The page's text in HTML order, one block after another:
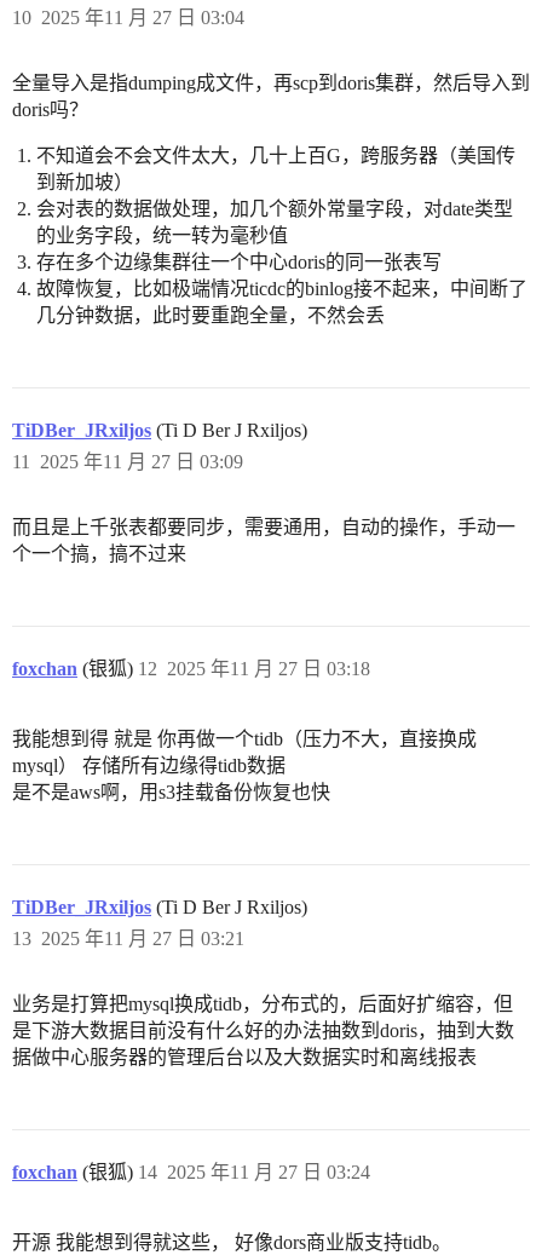
2025 年11 月 27 日 03:04
10
全量导入是指dumping成文件，再scp到doris集群，然后导入到
doris吗？
不知道会不会文件太大，几十上百G，跨服务器（美国传
到新加坡）
会对表的数据做处理，加几个额外常量字段，对date类型
的业务字段，统一转为毫秒值
存在多个边缘集群往一个中心doris的同一张表写
故障恢复，比如极端情况ticdc的binlog接不起来，中间断了
几分钟数据，此时要重跑全量，不然会丢
TiDBer_JRxiljos (Ti D Ber J Rxiljos)
2025 年11 月 27 日 03:09
11
而且是上千张表都要同步，需要通用，自动的操作，手动一
个一个搞，搞不过来
foxchan (银狐) 2025 年11 月 27 日 03:18
12
我能想到得 就是 你再做一个tidb（压力不大，直接换成
mysql） 存储所有边缘得tidb数据
是不是aws啊，用s3挂载备份恢复也快
TiDBer_JRxiljos (Ti D Ber J Rxiljos)
2025 年11 月 27 日 03:21
13
业务是打算把mysql换成tidb，分布式的，后面好扩缩容，但
是下游大数据目前没有什么好的办法抽数到doris，抽到大数
据做中心服务器的管理后台以及大数据实时和离线报表
foxchan (银狐) 2025 年11 月 27 日 03:24
14
开源 我能想到得就这些， 好像dors商业版支持tidb。